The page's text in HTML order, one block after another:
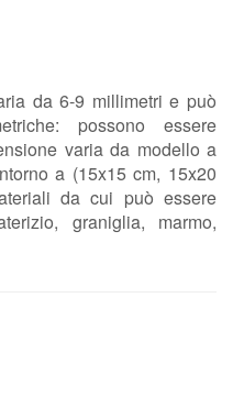
da 6-9 millimetri e può
possono essere
varia da modello a
a (15x15 cm, 15x20
da cui può essere
graniglia, marmo,